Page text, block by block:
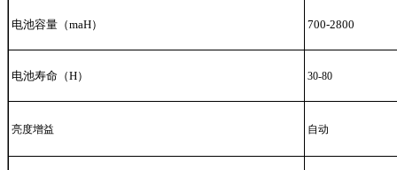
电池容量（maH） 700-2800
电池寿命（H） 30-80
亮度增益 自动